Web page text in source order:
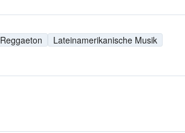
Reggaeton
Lateinamerikanische Musik